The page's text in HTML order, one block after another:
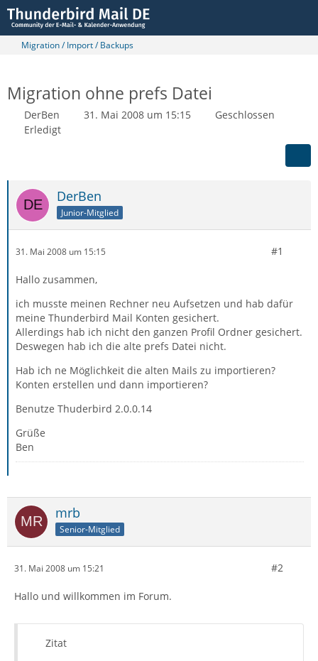
Migration / Import / Backups
Migration ohne prefs Datei
DerBen 31. Mai 2008 um 15:15
Geschlossen
Erledigt
DerBen
Junior-Mitglied
31. Mai 2008 um 15:15 #1
Hallo zusammen,
ich musste meinen Rechner neu Aufsetzen und hab dafür
meine Thunderbird Mail Konten gesichert.
Allerdings hab ich nicht den ganzen Profil Ordner gesichert.
Deswegen hab ich die alte prefs Datei nicht.
Hab ich ne Möglichkeit die alten Mails zu importieren?
Konten erstellen und dann importieren?
Benutze Thuderbird 2.0.0.14
Grüße
Ben
mrb
Senior-Mitglied
31. Mai 2008 um 15:21 #2
Hallo und willkommen im Forum.
Zitat